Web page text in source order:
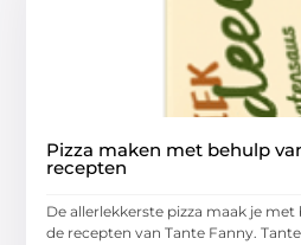
Pizza maken met behulp
recepten
De allerlekkerste pizza maak je
de recepten van Tante Fanny.